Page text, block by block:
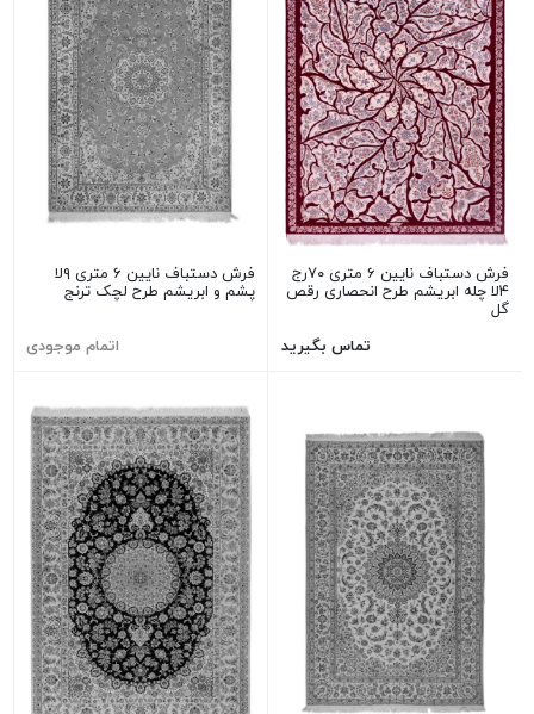
فرش دستباف نایین ۶ متری ۷۰رج
۴لا چله ابریشم طرح انحصاری رقص
گل
تماس بگیرید
فرش دستباف نایین ۶ متری ۹لا
پشم و ابریشم طرح لچک ترنج
اتمام موجودی